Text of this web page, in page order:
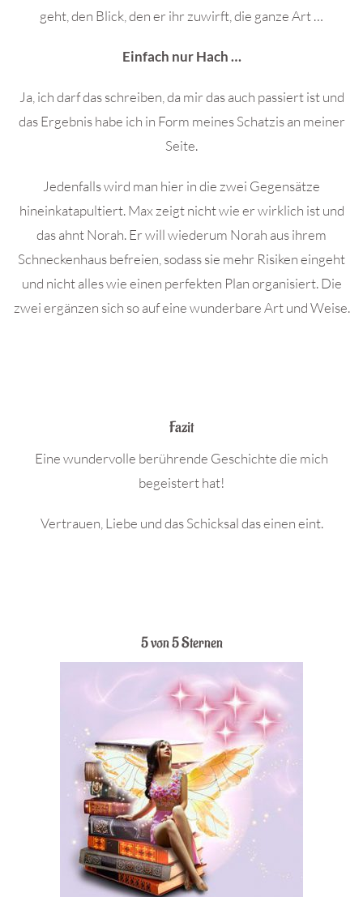
geht, den Blick, den er ihr zuwirft, die ganze Art …
Einfach nur Hach …
Ja, ich darf das schreiben, da mir das auch passiert ist und
das Ergebnis habe ich in Form meines Schatzis an meiner
Seite.
Jedenfalls wird man hier in die zwei Gegensätze
hineinkatapultiert. Max zeigt nicht wie er wirklich ist und
das ahnt Norah. Er will wiederum Norah aus ihrem
Schneckenhaus befreien, sodass sie mehr Risiken eingeht
und nicht alles wie einen perfekten Plan organisiert. Die
zwei ergänzen sich so auf eine wunderbare Art und Weise.
Fazit
Eine wundervolle berührende Geschichte die mich
begeistert hat!
Vertrauen, Liebe und das Schicksal das einen eint.
5 von 5 Sternen